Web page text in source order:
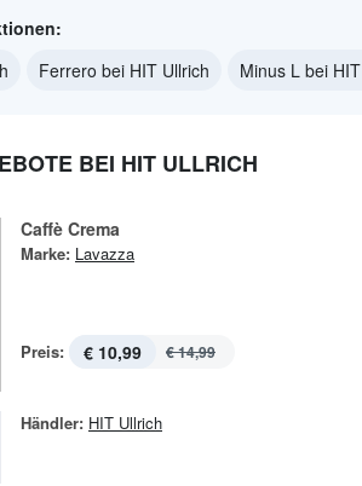
Ferrero bei HIT Ullrich Minus L bei
BEI HIT ULLRICH
Caffè Crema
Marke: Lavazza
Preis: € 10,99 € 14,99
Händler: HIT Ullrich